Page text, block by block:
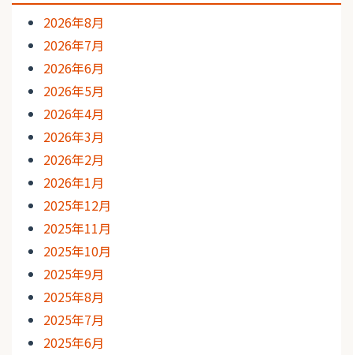
2026年8月
2026年7月
2026年6月
2026年5月
2026年4月
2026年3月
2026年2月
2026年1月
2025年12月
2025年11月
2025年10月
2025年9月
2025年8月
2025年7月
2025年6月